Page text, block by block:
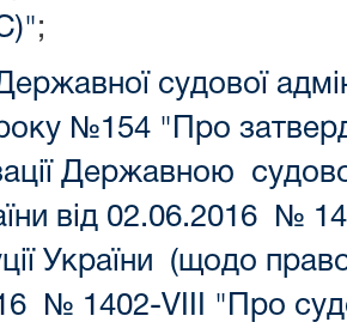
;
судової
№154 "Про
Державною
від 02.06.2016 №
України (щодо
№ 1402-VIII "Про